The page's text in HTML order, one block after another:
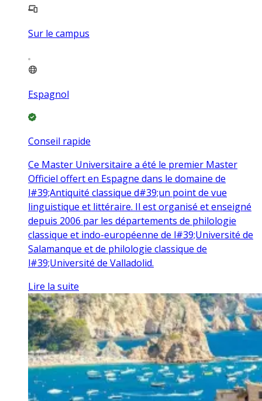
Sur le campus
Espagnol
Conseil rapide
Ce Master Universitaire a été le premier Master
Officiel offert en Espagne dans le domaine de
l#39;Antiquité classique d#39;un point de vue
linguistique et littéraire. Il est organisé et enseigné
depuis 2006 par les départements de philologie
classique et indo-européenne de l#39;Université de
Salamanque et de philologie classique de
l#39;Université de Valladolid.
Lire la suite